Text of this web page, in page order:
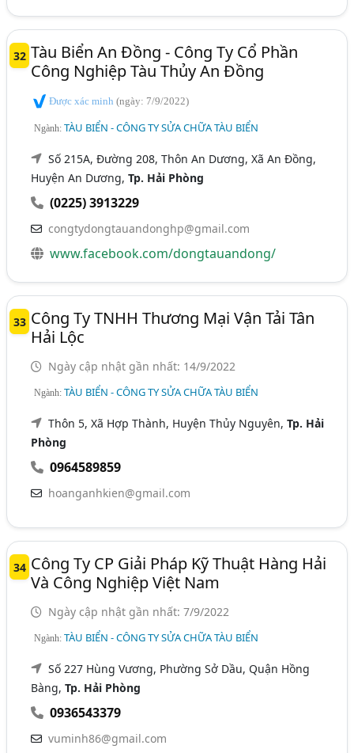
32 Tàu Biển An Đồng - Công Ty Cổ Phần
Công Nghiệp Tàu Thủy An Đồng
Được xác minh(ngày: 7/9/2022)
Ngành:TÀU BIỂN - CÔNG TY SỬA CHỮA TÀU BIỂN
Số 215A, Đường 208, Thôn An Dương, Xã An Đồng,
Huyện An Dương,Tp. Hải Phòng
(0225) 3913229
congtydongtauandonghp@gmail.com
www.facebook.com/dongtauandong/
33 Công Ty TNHH Thương Mại Vận Tải Tân
Hải Lộc
Ngày cập nhật gần nhất: 14/9/2022
Ngành:TÀU BIỂN - CÔNG TY SỬA CHỮA TÀU BIỂN
Thôn 5, Xã Hợp Thành, Huyện Thủy Nguyên,Tp. Hải
Phòng
0964589859
hoanganhkien@gmail.com
34 Công Ty CP Giải Pháp Kỹ Thuật Hàng Hải
Và Công Nghiệp Việt Nam
Ngày cập nhật gần nhất: 7/9/2022
Ngành:TÀU BIỂN - CÔNG TY SỬA CHỮA TÀU BIỂN
Số 227 Hùng Vương, Phường Sở Dầu, Quận Hồng
Bàng,Tp. Hải Phòng
0936543379
vuminh86@gmail.com